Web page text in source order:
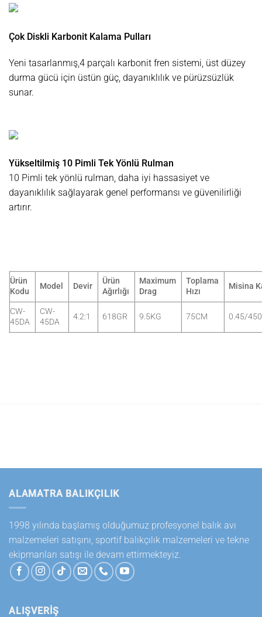
Çok Diskli Karbonit Kalama Pulları
Yeni tasarlanmış,4 parçalı karbonit fren sistemi, üst düzey
durma gücü için üstün güç, dayanıklılık ve pürüzsüzlük
sunar.
Yükseltilmiş 10 Pimli Tek Yönlü Rulman
10 Pimli tek yönlü rulman, daha iyi hassasiyet ve
dayanıklılık sağlayarak genel performansı ve güvenilirliği
artırır.
Ürün
Kodu
Model Devir
Ürün
Ağırlığı
Maximum
Drag
Toplama
Hızı
Misina
CW-
45DA
CW-
45DA
4.2:1 618GR 9.5KG 75CM 0.45/
ALAMATRA BALIKÇILIK
1998 yılında başlamış olduğumuz profesyonel balık avı
malzemeleri satışını, sportif balıkçılık malzemeleri ve tekne
ekipmanları satışı ile devam ettirmekteyiz.
ALIŞVERİŞ